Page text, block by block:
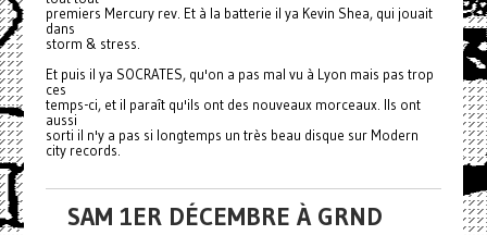
premiers Mercury rev. Et à la batterie il ya Kevin Shea, qui jouait
dans
storm & stress.
Et puis il ya SOCRATES, qu'on a pas mal vu à Lyon mais pas trop
ces
temps-ci, et il paraît qu'ils ont des nouveaux morceaux. Ils ont
aussi
sorti il n'y a pas si longtemps un très beau disque sur Modern
city records.
SAM 1ER DÉCEMBRE À GRND